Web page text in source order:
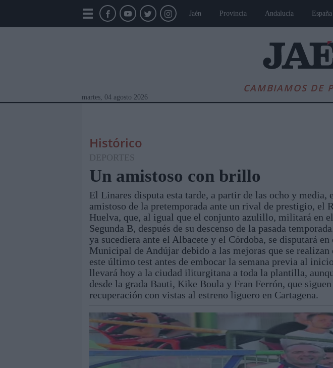
Jaén Provincia Andalucía España
CAMBIAMOS DE
martes, 04 agosto 2026
Módulos Portada Jaén Provincia Linares Andalucía Internacional
Histórico
DEPORTES
Un amistoso con brillo
El Linares disputa esta tarde, a partir de las ocho y
amistoso de la pretemporada ante un rival de prestigio, el
Huelva, que, al igual que el conjunto azulillo, militará en
Segunda B, después de su descenso de la pasada
ya sucediera ante el Albacete y el Córdoba, se disputará en
Municipal de Andújar debido a las mejoras que se realizan
este último test antes de embocar la semana previa al
llevará hoy a la ciudad iliturgitana a toda la plantilla,
desde la grada Bauti, Kike Boula y Fran Ferrón, que siguen
recuperación con vistas al estreno liguero en Cartagena.